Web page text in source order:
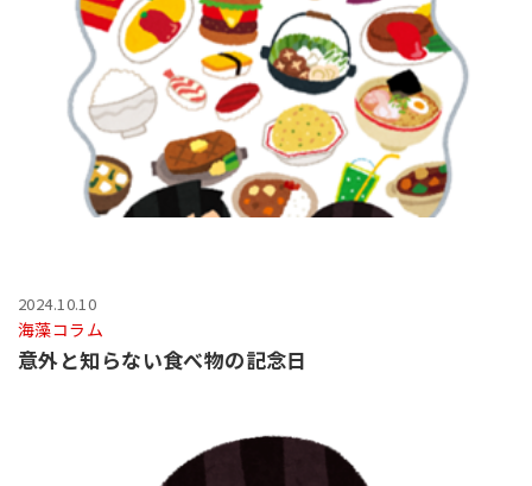
2024.10.10
海藻コラム
意外と知らない食べ物の記念日